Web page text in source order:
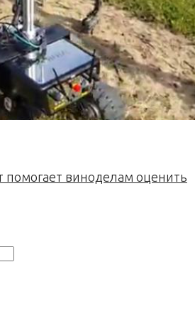
помогает виноделам оценить